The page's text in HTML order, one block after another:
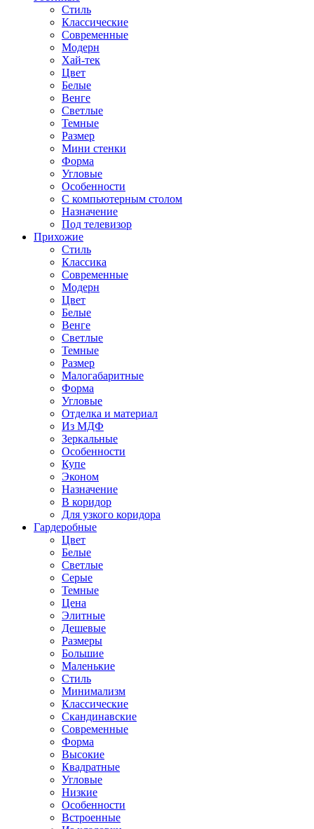
Стиль
Классические
Современные
Модерн
Хай-тек
Цвет
Белые
Венге
Светлые
Темные
Размер
Мини стенки
Форма
Угловые
Особенности
С компьютерным столом
Назначение
Под телевизор
Прихожие
Стиль
Классика
Современные
Модерн
Цвет
Белые
Венге
Светлые
Темные
Размер
Малогабаритные
Форма
Угловые
Отделка и материал
Из МДФ
Зеркальные
Особенности
Купе
Эконом
Назначение
В коридор
Для узкого коридора
Гардеробные
Цвет
Белые
Светлые
Серые
Темные
Цена
Элитные
Дешевые
Размеры
Большие
Маленькие
Стиль
Минимализм
Классические
Скандинавские
Современные
Форма
Высокие
Квадратные
Угловые
Низкие
Особенности
Встроенные